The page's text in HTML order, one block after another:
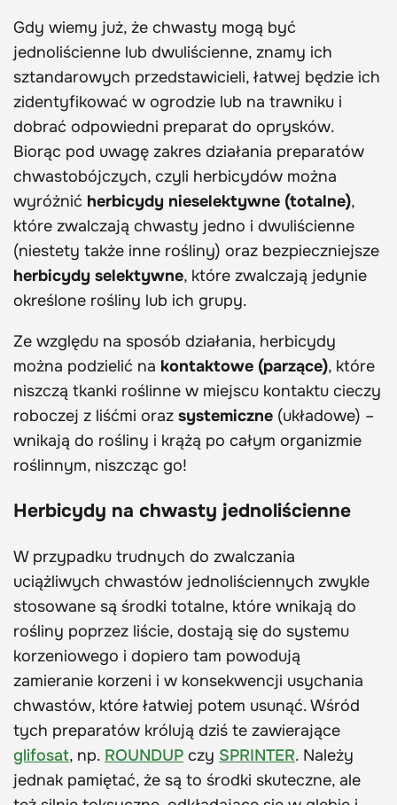
Gdy wiemy już, że chwasty mogą być
jednoliścienne lub dwuliścienne, znamy ich
sztandarowych przedstawicieli, łatwej będzie ich
zidentyfikować w ogrodzie lub na trawniku i
dobrać odpowiedni preparat do oprysków.
Biorąc pod uwagę zakres działania preparatów
chwastobójczych, czyli herbicydów można
wyróżnić herbicydy nieselektywne (totalne),
które zwalczają chwasty jedno i dwuliścienne
(niestety także inne rośliny) oraz bezpieczniejsze
herbicydy selektywne, które zwalczają jedynie
określone rośliny lub ich grupy.
Ze względu na sposób działania, herbicydy
można podzielić na kontaktowe (parzące), które
niszczą tkanki roślinne w miejscu kontaktu cieczy
roboczej z liśćmi oraz systemiczne (układowe) –
wnikają do rośliny i krążą po całym organizmie
roślinnym, niszcząc go!
Herbicydy na chwasty jednoliścienne
W przypadku trudnych do zwalczania
uciążliwych chwastów jednoliściennych zwykle
stosowane są środki totalne, które wnikają do
rośliny poprzez liście, dostają się do systemu
korzeniowego i dopiero tam powodują
zamieranie korzeni i w konsekwencji usychania
chwastów, które łatwiej potem usunąć. Wśród
tych preparatów królują dziś te zawierające
glifosat, np. ROUNDUP czy SPRINTER. Należy
jednak pamiętać, że są to środki skuteczne, ale